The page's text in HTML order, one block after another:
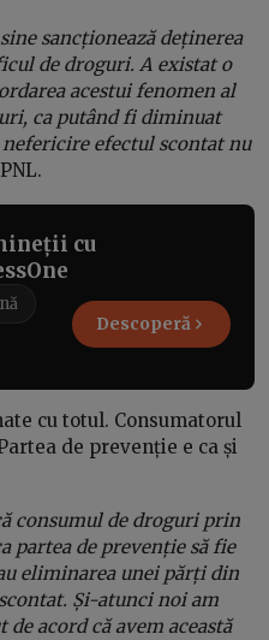
sancționează deținerea
de droguri. A existat o
acestui fenomen al
ca putând fi diminuat
efectul scontat nu
cu
Descoperă
cu totul. Consumatorul
de prevenție e ca și
consumul de droguri prin
partea de prevenție să fie
eliminarea unei părți din
Și-atunci noi am
acord că avem această